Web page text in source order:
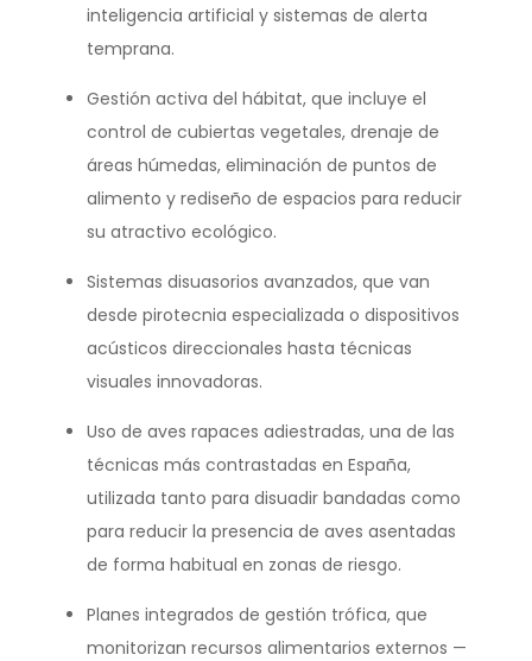
inteligencia artificial y sistemas de alerta
temprana.
Gestión activa del hábitat, que incluye el
control de cubiertas vegetales, drenaje de
áreas húmedas, eliminación de puntos de
alimento y rediseño de espacios para reducir
su atractivo ecológico.
Sistemas disuasorios avanzados, que van
desde pirotecnia especializada o dispositivos
acústicos direccionales hasta técnicas
visuales innovadoras.
Uso de aves rapaces adiestradas, una de las
técnicas más contrastadas en España,
utilizada tanto para disuadir bandadas como
para reducir la presencia de aves asentadas
de forma habitual en zonas de riesgo.
Planes integrados de gestión trófica, que
monitorizan recursos alimentarios externos —